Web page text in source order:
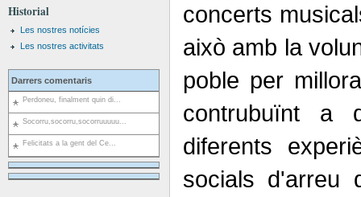
Historial
Les nostres notícies
Les nostres activitats
Darrers comentaris
Perdoneu, finalment quin di...
Socorru,socorru,socorruuuuu...
Felicitats a la gent del Ce...
concerts
això amb la
poble per
contrubuïnt a
diferents
socials d'arreu